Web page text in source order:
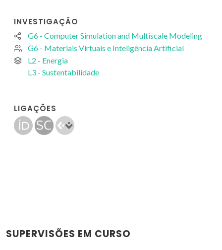
INVESTIGAÇÃO
G6 - Computer Simulation and Multiscale Modeling
G6 - Materiais Virtuais e Inteligência Artificial
L2 - Energia
L3 - Sustentabilidade
LIGAÇÕES
SUPERVISÕES EM CURSO